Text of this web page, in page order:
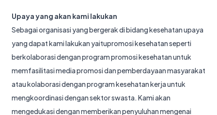
Upaya yang akan kami lakukan
Sebagai organisasi yang bergerak di bidang kesehatan upaya
yang dapat kami lakukan yaitupromosi kesehatan seperti
berkolaborasi dengan program promosi kesehatan untuk
memfasilitasi media promosi dan pemberdayaan masyarakat
atau kolaborasi dengan program kesehatan kerja untuk
mengkoordinasi dengan sektor swasta. Kami akan
mengedukasi dengan memberikan penyuluhan mengenai